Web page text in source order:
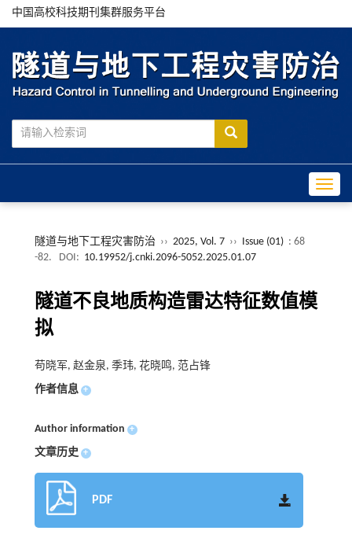
中国高校科技期刊集群服务平台
隧道与地下工程灾害防治 ›› 2025, Vol. 7 ›› Issue (01) : 68
-82.
DOI: 10.19952/j.cnki.2096-5052.2025.01.07
隧道不良地质构造雷达特征数值模
拟
苟晓军, 赵金泉, 季玮, 花晓鸣, 范占锋
作者信息 +
Author information +
文章历史 +
PDF